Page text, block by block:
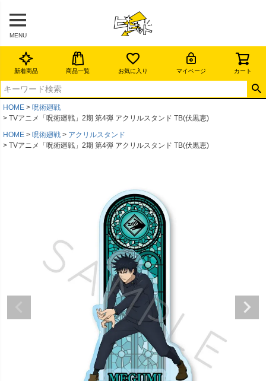
MENU
新着商品 商品一覧 お気に入り マイページ カート
HOME
呪術廻戦
TVアニメ「呪術廻戦」2期 第4弾 アクリルスタンド TB(伏黒恵)
HOME
呪術廻戦
アクリルスタンド
TVアニメ「呪術廻戦」2期 第4弾 アクリルスタンド TB(伏黒恵)